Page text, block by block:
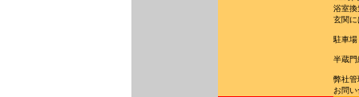
浴室
玄関
駐車場
半蔵
弊社管
お問